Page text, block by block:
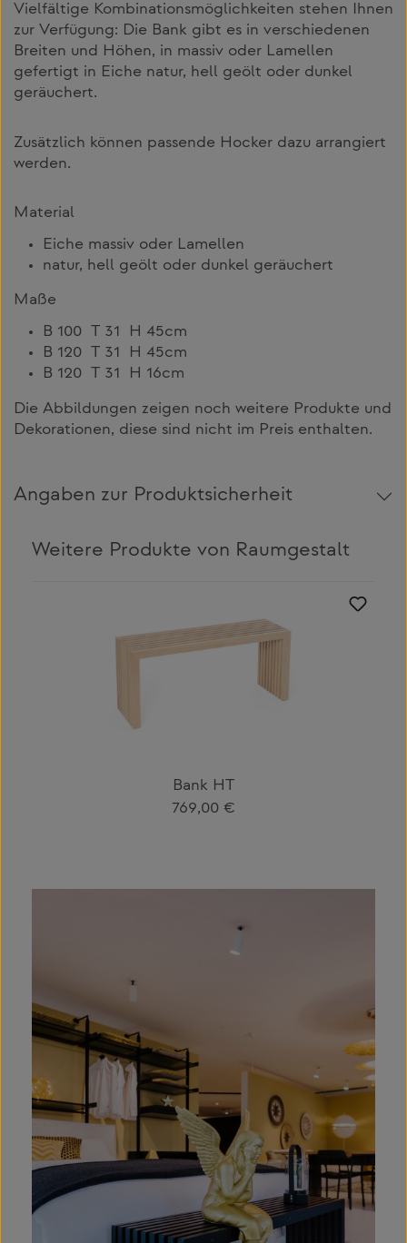
Vielfältige Kombinationsmöglichkeiten stehen Ihnen
zur Verfügung: Die Bank gibt es in verschiedenen
Breiten und Höhen, in massiv oder Lamellen
gefertigt in Eiche natur, hell geölt oder dunkel
geräuchert.
Zusätzlich können passende Hocker dazu arrangiert
werden.
Material
Eiche massiv oder Lamellen
natur, hell geölt oder dunkel geräuchert
Maße
B 100 T 31 H 45cm
B 120 T 31 H 45cm
B 120 T 31 H 16cm
Die Abbildungen zeigen noch weitere Produkte und
Dekorationen, diese sind nicht im Preis enthalten.
Angaben zur Produktsicherheit
Weitere Produkte von Raumgestalt
Bank HT
Regulärer Preis:
769,00 €